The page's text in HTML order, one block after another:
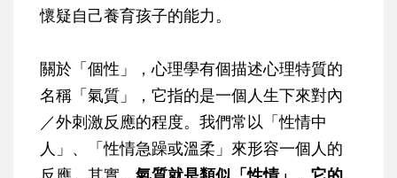
懷疑自己養育孩子的能力。
關於「個性」，心理學有個描述心理特質的
名稱「氣質」，它指的是一個人生下來對內
／外刺激反應的程度。我們常以「性情中
人」、「性情急躁或溫柔」來形容一個人的